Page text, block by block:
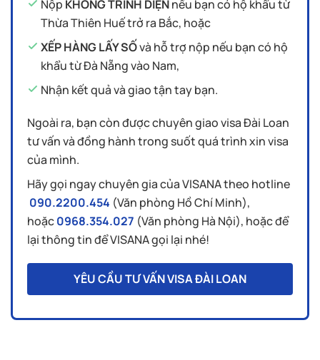
Nộp KHÔNG TRÌNH DIỆNnếu bạn có hộ khẩu từ
Thừa Thiên Huế trở ra Bắc, hoặc
XẾP HÀNG LẤY SỐvà hỗ trợ nộp nếu bạn có hộ
khẩu từ Đà Nẵng vào Nam,
Nhận kết quả và giao tận tay bạn.
Ngoài ra, bạn còn được chuyên giao visa Đài Loan
tư vấn và đồng hành trong suốt quá trình xin visa
của mình.
Hãy gọi ngay chuyên gia của VISANA theo hotline
090.2200.454 (Văn phòng Hồ Chí Minh),
hoặc0968.354.027 (Văn phòng Hà Nội), hoặc để
lại thông tin để VISANA gọi lại nhé!
YÊU CẦU TƯ VẤN VISA ĐÀI LOAN